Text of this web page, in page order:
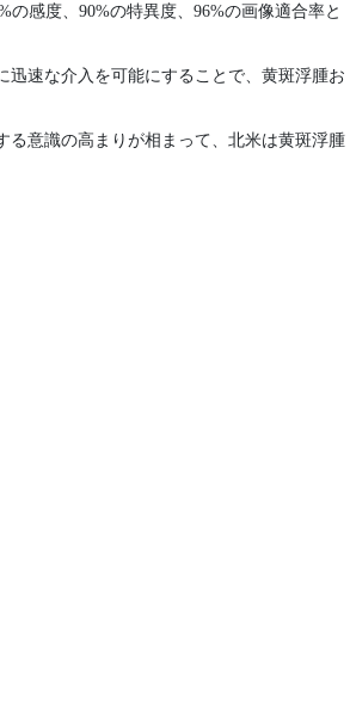
感度、90%の特異度、96%の画像適合率と
迅速な介入を可能にすることで、黄斑浮腫お
る意識の高まりが相まって、北米は黄斑浮腫